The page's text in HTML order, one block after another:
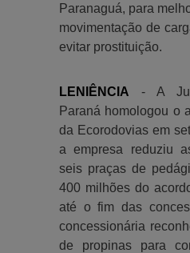
Paranaguá, para
movimentação de
evitar prostituição.
LENIÊNCIA - A
Paraná homologou o
da Ecorodovias em
a empresa reduziu
seis praças de
400 milhões do
até o fim das
concessionária
de propinas para